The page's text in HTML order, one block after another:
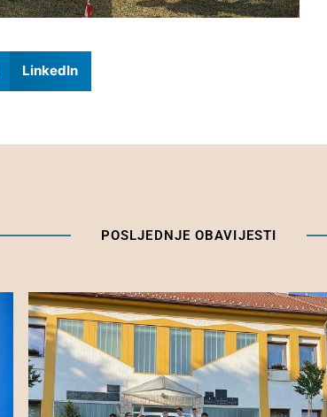
LinkedIn
POSLJEDNJE OBAVIJESTI